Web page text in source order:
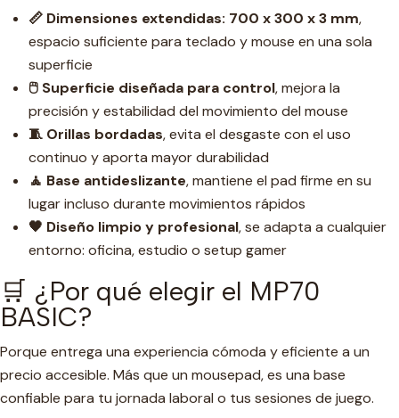
📏 Dimensiones extendidas: 700 x 300 x 3 mm,
espacio suficiente para teclado y mouse en una sola
superficie
🖱️ Superficie diseñada para control, mejora la
precisión y estabilidad del movimiento del mouse
🧵 Orillas bordadas, evita el desgaste con el uso
continuo y aporta mayor durabilidad
🧘 Base antideslizante, mantiene el pad firme en su
lugar incluso durante movimientos rápidos
🖤 Diseño limpio y profesional, se adapta a cualquier
entorno: oficina, estudio o setup gamer
🛒 ¿Por qué elegir el MP70
BASIC?
Porque entrega una experiencia cómoda y eficiente a un
precio accesible. Más que un mousepad, es una base
confiable para tu jornada laboral o tus sesiones de juego.